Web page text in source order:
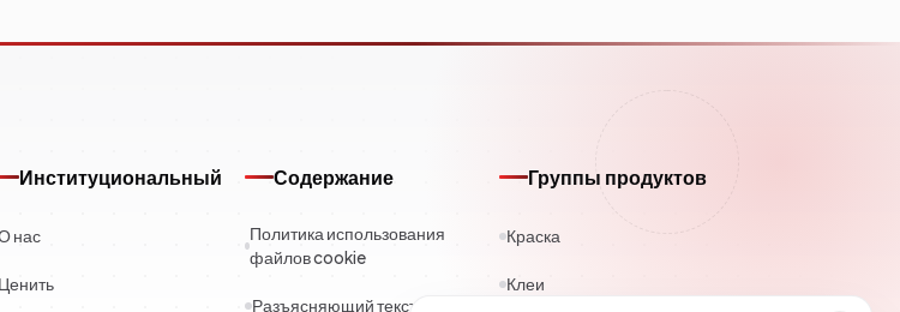
Институциональный
нас
Ценить
Содержание
Политика использования
файлов cookie
Разъясняющий текст
Группы продуктов
Краска
Клеи